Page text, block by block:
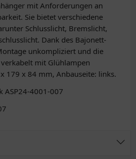
mit Anforderungen an
Sie bietet verschiedene
Schlusslicht, Bremslicht,
Dank des Bajonett-
unkompliziert und die
mit Glühlampen
179 x 84 mm, Anbauseite: links.
ASP24-4001-007